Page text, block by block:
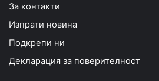
За контакти
Изпрати новина
Подкрепи ни
Декларация за поверителност